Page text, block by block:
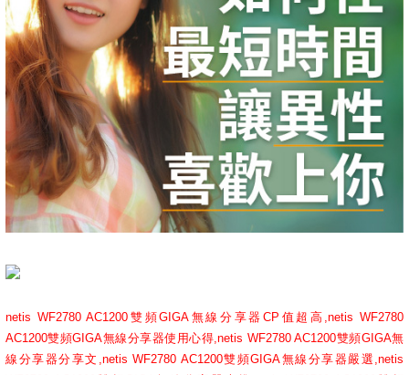
netis WF2780 AC1200雙頻GIGA無線分享器CP值超高,netis WF2780
AC1200雙頻GIGA無線分享器使用心得,netis WF2780 AC1200雙頻GIGA無
線分享器分享文,netis WF2780 AC1200雙頻GIGA無線分享器嚴選,netis